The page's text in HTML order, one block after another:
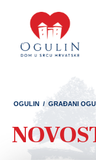
OGULIN / GRAĐANI